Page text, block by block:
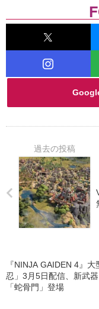
『NINJA GAIDEN 4』
忍」3月5日配信、新武
「蛇骨門」登場